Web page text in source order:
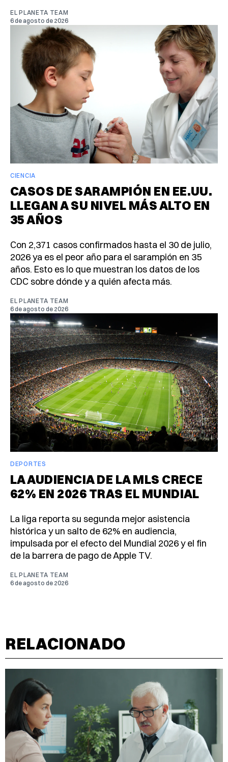
EL PLANETA TEAM
6 de agosto de 2026
CIENCIA
CASOS DE SARAMPIÓN EN EE.UU.
LLEGAN A SU NIVEL MÁS ALTO EN
35 AÑOS
Con 2,371 casos confirmados hasta el 30 de julio,
2026 ya es el peor año para el sarampión en 35
años. Esto es lo que muestran los datos de los
CDC sobre dónde y a quién afecta más.
EL PLANETA TEAM
6 de agosto de 2026
DEPORTES
LA AUDIENCIA DE LA MLS CRECE
62% EN 2026 TRAS EL MUNDIAL
La liga reporta su segunda mejor asistencia
histórica y un salto de 62% en audiencia,
impulsada por el efecto del Mundial 2026 y el fin
de la barrera de pago de Apple TV.
EL PLANETA TEAM
6 de agosto de 2026
RELACIONADO